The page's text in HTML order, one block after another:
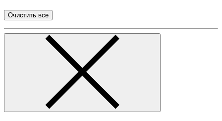
Очистить все